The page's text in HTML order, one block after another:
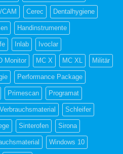
CAM Cerec Dentalhygiene
Handinstrumente
Inlab Ivoclar
Monitor MC X MC XL Militär
Performance Package
Primescan Programat
Schleifer
Sinterofen Sirona
Windows 10